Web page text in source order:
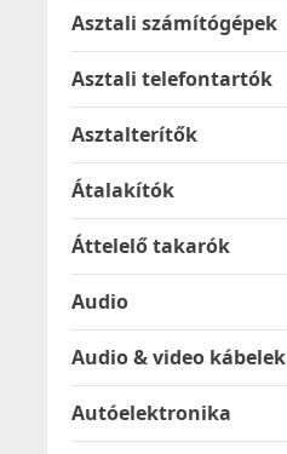
Asztali számítógépek
Asztali telefontartók
Asztalterítők
Átalakítók
Áttelelő takarók
Audio
Audio & video kábelek
Autóelektronika